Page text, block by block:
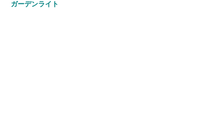
ガーデンライト